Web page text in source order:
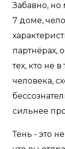
Забавно, но
7 доме,
партнёрах,
тех, кто не
человека,
сильнее
Тень - это